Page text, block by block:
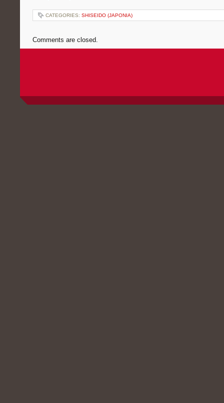
CATEGORIES: SHISEIDO (JAPONIA)
Comments are closed.